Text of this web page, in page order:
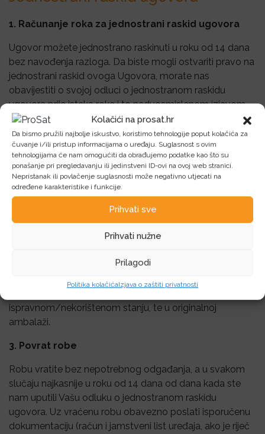
Kolačići na prosat.hr
Da bismo pružili najbolje iskustvo, koristimo tehnologije poput kolačića za
čuvanje i/ili pristup informacijama o uređaju. Suglasnost s ovim
tehnologijama će nam omogućiti da obrađujemo podatke kao što su
ponašanje pri pregledavanju ili jedinstveni ID-ovi na ovoj web stranici.
Nepristanak ili povlačenje suglasnosti može negativno utjecati na
određene karakteristike i funkcije.
Prihvati sve
Prihvati nužne
Prilagodi
Politika kolačićaIzjava o zaštiti privatnosti
1. Računanje roka za jednostrani raskid ugovora
Ugovor možete jednostrano raskinuti u roku od 14 dana
bez navođenja razloga. Da biste mogli ostvariti pravo na
jednostrani raskid ovoga Ugovora, morate nas
obavijestiti o svojoj odluci o jednostranom raskidu
ugovora prije isteka roka i to nedvosmislenom izjavom
poslanom preporučenom poštom ili elektroničkom
poštom u kojoj ćete navesti svoje ime i prezime, adresu,
broj telefona ili mobitela, broj računa po kojem je roba
kupljena, te adresu elektroničke pošte, a možete koristiti i
naš Obrazac za jednostrani raskid ugovora.
2. Povrat uplaćenog iznosa
Ako jednostrano raskinete Ugovor, izvršit ćemo povrat
novca koji smo od Vas primili, bez odgađanja, a
Vašu odluku o jednostranom raskidu ugovora. Povrat
novca možemo izvršiti tek nakon što nam roba bude
ispravnom/nekorištenom stanju, te u originalnoj
ambalaži.
3. Povrat robe
Robu vratite bez nepotrebnog odgađanja, a u svakom
slučaju najkasnije u roku od 14 dana od dana kada ste
nam uputili Vašu odluku o jednostranom raskidu
ugovora. Uz vraćenu robu obavezno poslati isporučenu
dokumentaciju (račun i jamstveni list uređaja, ako je riječ